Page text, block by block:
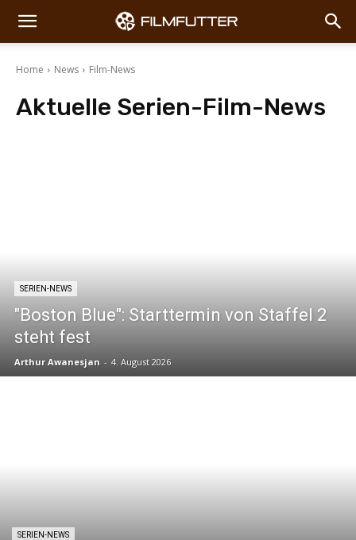
Home News Film-News
Aktuelle Serien-Film-News
SERIEN-NEWS
"Boston Blue": Starttermin von Staffel 2
steht fest
Arthur Awanesjan - 4. August 2026
SERIEN-NEWS